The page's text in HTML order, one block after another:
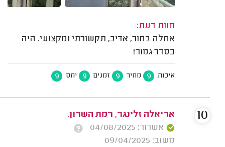
חוות דעת:
אחלה בחור, אדיב, תקשורתי ומקצועי. היה
בסדר גמור!
איכות 9 מחיר 9 זמנים 9 יחס 9
אריאלה זלינגר, רמת השרון.
אשרור: 04/08/2025
משוב: 09/04/2025
10